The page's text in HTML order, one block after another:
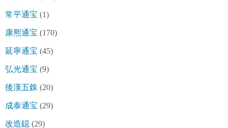
常平通宝 (1)
康熈通宝 (170)
延寧通宝 (45)
弘光通宝 (9)
後漢五銖 (20)
成泰通宝 (29)
改造鐚 (29)